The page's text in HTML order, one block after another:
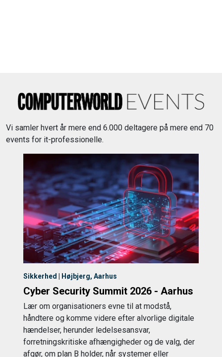
Vi samler hvert år mere end 6.000 deltagere på mere end 70
events for it-professionelle.
Sikkerhed | Højbjerg, Aarhus
Cyber Security Summit 2026 - Aarhus
Lær om organisationers evne til at modstå,
håndtere og komme videre efter alvorlige digitale
hændelser, herunder ledelsesansvar,
forretningskritiske afhængigheder og de valg, der
afgør, om plan B holder, når systemer eller